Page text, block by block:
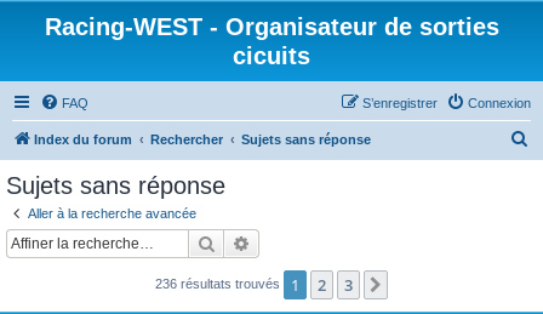
Racing-WEST - Organisateur de sorties
cicuits
FAQ Connexion
S’enregistrer
Index du forum Rechercher Sujets sans réponse
Sujets sans réponse
Aller à la recherche avancée
Rechercher
236 résultats trouvés 1 2 3